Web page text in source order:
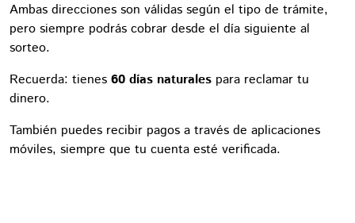
Ambas direcciones son válidas según el tipo de trámite,
pero siempre podrás cobrar desde el día siguiente al
sorteo.
Recuerda: tienes 60 días naturales para reclamar tu
dinero.
También puedes recibir pagos a través de aplicaciones
móviles, siempre que tu cuenta esté verificada.